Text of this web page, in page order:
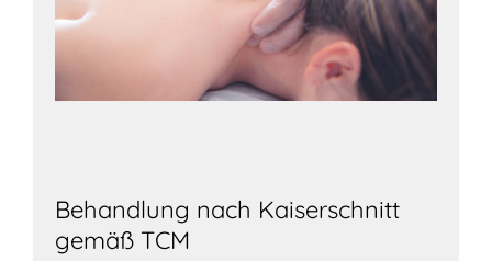
Behandlung nach Kaiserschnitt
gemäß TCM